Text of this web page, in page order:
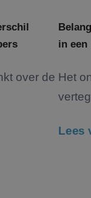
over de
in een
Het
Lees